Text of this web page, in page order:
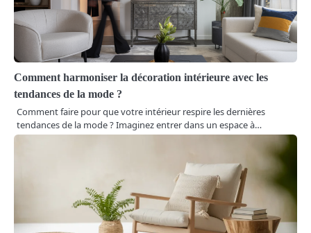
Comment harmoniser la décoration intérieure avec les
tendances de la mode ?
Comment faire pour que votre intérieur respire les dernières
tendances de la mode ? Imaginez entrer dans un espace à…